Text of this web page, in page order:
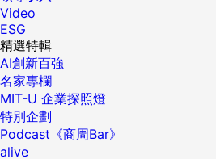
Video
ESG
精選特輯
AI創新百強
名家專欄
MIT-U 企業探照燈
特別企劃
Podcast《商周Bar》
alive